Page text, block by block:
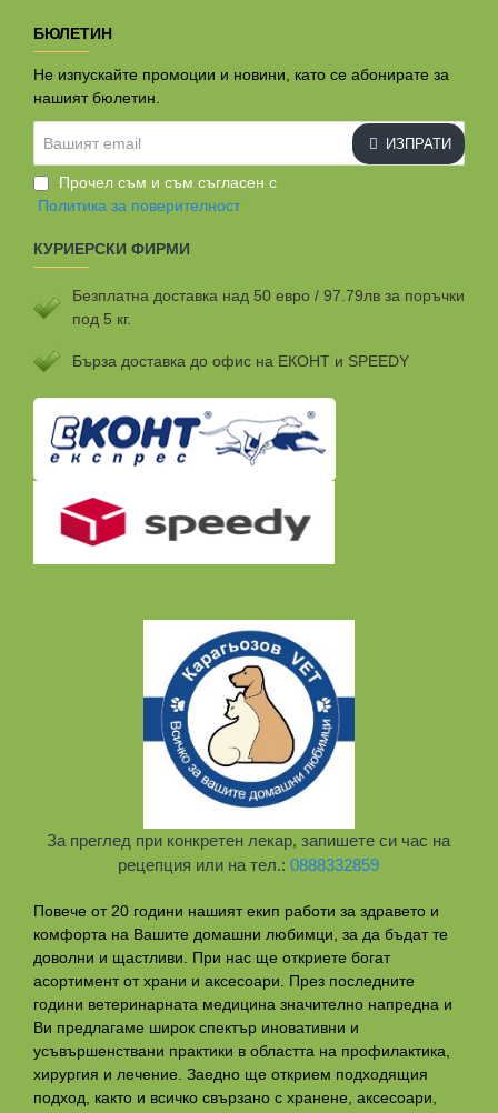
БЮЛЕТИН
Не изпускайте промоции и новини, като се абонирате за
нашият бюлетин.
email
ИЗПРАТИ
Прочел съм и съм съгласен с
Политика за поверителност
КУРИЕРСКИ ФИРМИ
Безплатна доставка над 50 евро / 97.79лв за поръчки
под 5 кг.
Бързa доставка до офис на ЕКОНТ и SPEEDY
За преглед при конкретен лекар, запишете си час на
рецепция или на тел.:0888332859
Повече от 20 години нашият екип работи за здравето и
комфорта на Вашите домашни любимци, за да бъдат те
доволни и щастливи. При нас ще откриете богат
асортимент от храни и аксесоари. През последните
години ветеринарната медицина значително напредна и
Ви предлагаме широк спектър иновативни и
усъвършенствани практики в областта на профилактикa,
хирургия и лечение. Заедно ще открием подходящия
подход, както и всичко свързано с хранене, аксесоари,